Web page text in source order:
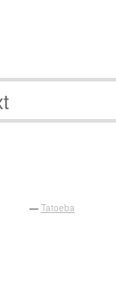
— Tatoeba